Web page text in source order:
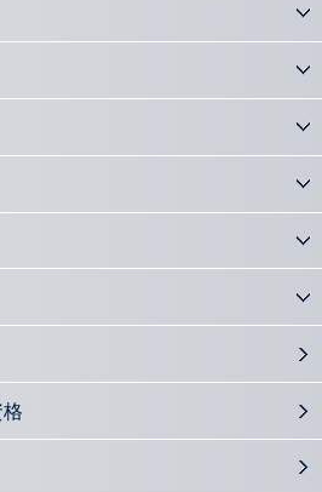
の活用法と実務
監査人設置会社」の基礎知識
了考査 合格者の状況と影響は？
株式移転についての基礎知識
し 公的事業アドバイザリーとは
再編の手続きを知る
ある会社形態をおさらいする
会計士に期待される役割とは？
サイダー取引の特徴